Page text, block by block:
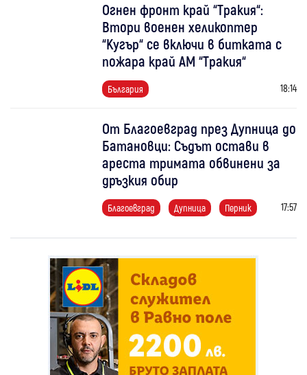
Огнен фронт край “Тракия“:
Втори военен хеликоптер
“Кугър“ се включи в битката с
пожара край АМ “Тракия“
България 18:14
От Благоевград през Дупница до
Батановци: Съдът остави в
ареста тримата обвинени за
дръзкия обир
Благоевград Дупница Перник 17:57